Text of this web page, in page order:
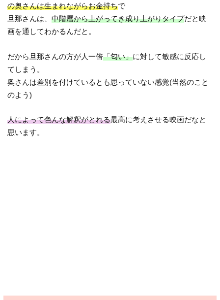
の奥さんは生まれながらお金持ちで
旦那さんは、中階層から上がってき成り上がりタイプだと映
画を通してわかるんだと。
だから旦那さんの方が人一倍「匂い」に対して敏感に反応し
てしまう。
奥さんは差別を付けているとも思っていない感覚(当然のこと
のよう)
人によって色んな解釈がとれる最高に考えさせる映画だなと
思います。